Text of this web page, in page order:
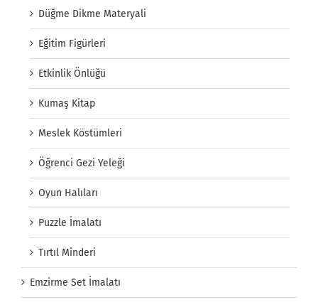
Düğme Dikme Materyali
Eğitim Figürleri
Etkinlik Önlüğü
Kumaş Kitap
Meslek Köstümleri
Öğrenci Gezi Yeleği
Oyun Halıları
Puzzle İmalatı
Tırtıl Minderi
Emzirme Set İmalatı